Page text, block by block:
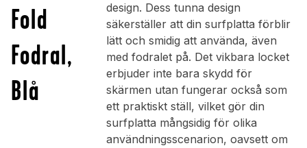
Fold
Fodral,
Blå
design. Dess tunna design
säkerställer att din surfplatta förblir
lätt och smidig att använda, även
med fodralet på. Det vikbara locket
erbjuder inte bara skydd för
skärmen utan fungerar också som
ett praktiskt ställ, vilket gör din
surfplatta mångsidig för olika
användningsscenarion, oavsett om